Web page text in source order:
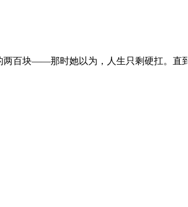
百块——那时她以为，人生只剩硬扛。直